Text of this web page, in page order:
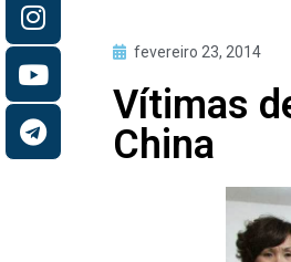
fevereiro 23, 2014
Vítimas
China